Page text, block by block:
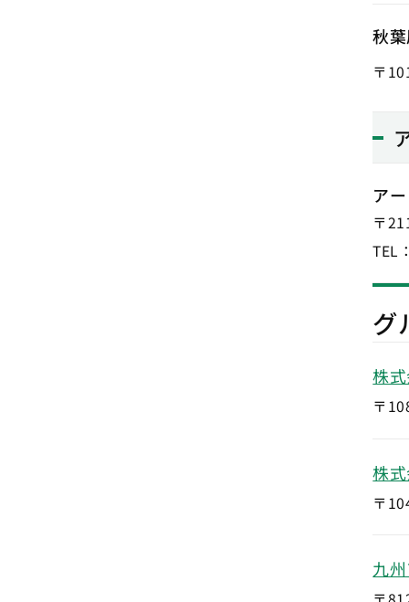
秋
〒
ア
〒
TEL
グ
株
〒
株
〒
九